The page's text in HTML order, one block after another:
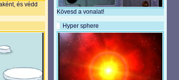
és védd
Kövesd a vonalat!
Hyper sphere